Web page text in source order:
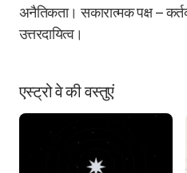
अनैतिकता। सकारात्मक पक्ष –
उत्तरदायित्व।
एस्ट्रो वे की वस्तुएं